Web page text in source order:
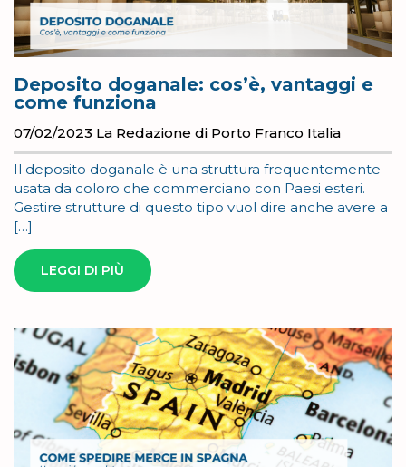
Deposito doganale: cos’è, vantaggi e
come funziona
07/02/2023 La Redazione di Porto Franco Italia
Il deposito doganale è una struttura frequentemente
usata da coloro che commerciano con Paesi esteri.
Gestire strutture di questo tipo vuol dire anche avere a
[…]
LEGGI DI PIÙ